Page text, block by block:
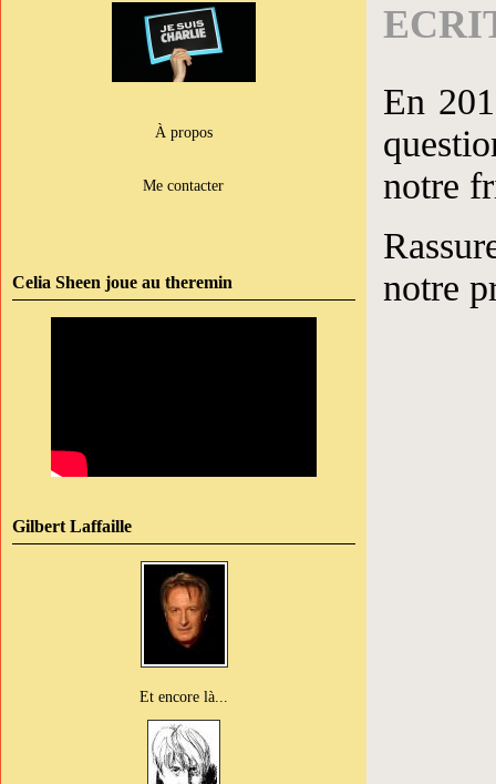
À propos
Me contacter
Celia Sheen joue au theremin
Gilbert Laffaille
Et encore là...
En
notre
notre